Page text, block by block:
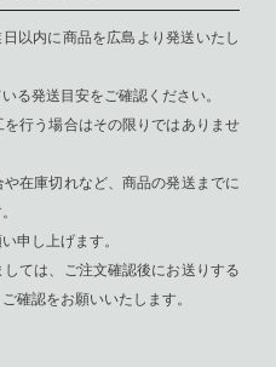
以内に商品を広島より発送いたし
る発送目安をご確認ください。
行う場合はその限りではありませ
在庫切れなど、商品の発送までに
申し上げます。
ては、ご注文確認後にお送りする
確認をお願いいたします。